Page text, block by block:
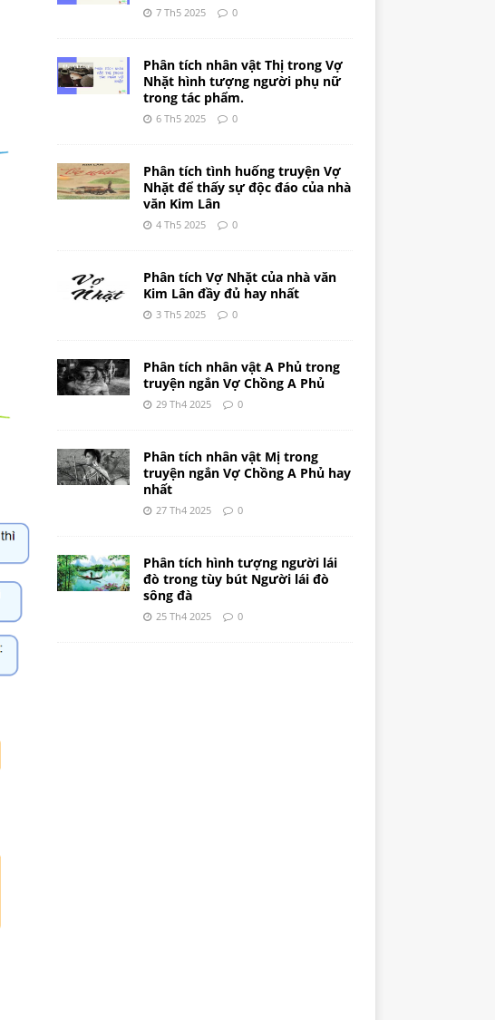
7 Th5 2025 0
Phân tích nhân vật Thị trong Vợ
Nhặt hình tượng người phụ nữ
trong tác phẩm.
6 Th5 2025 0
Phân tích tình huống truyện Vợ
Nhặt để thấy sự độc đáo của nhà
văn Kim Lân
4 Th5 2025 0
Phân tích Vợ Nhặt của nhà văn
Kim Lân đầy đủ hay nhất
3 Th5 2025 0
Phân tích nhân vật A Phủ trong
truyện ngắn Vợ Chồng A Phủ
29 Th4 2025 0
Phân tích nhân vật Mị trong
truyện ngắn Vợ Chồng A Phủ hay
nhất
27 Th4 2025 0
Phân tích hình tượng người lái
đò trong tùy bút Người lái đò
sông đà
25 Th4 2025 0